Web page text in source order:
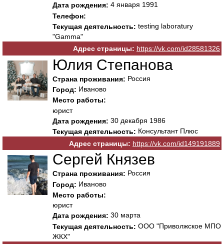
Дата рождения: 4 января 1991
Телефон:
Текущая деятельность: testing laboratury
"Gamma"
Адрес страницы: https://vk.com/id28581326
Юлия Степанова
Страна проживания: Россия
Город: Иваново
Место работы:
юрист
Дата рождения: 30 декабря 1986
Текущая деятельность: Консультант Плюс
Адрес страницы: https://vk.com/id149191889
Сергей Князев
Страна проживания: Россия
Город: Иваново
Место работы:
юрист
Дата рождения: 30 марта
Текущая деятельность: ООО "Приволжское МПО
ЖКХ"